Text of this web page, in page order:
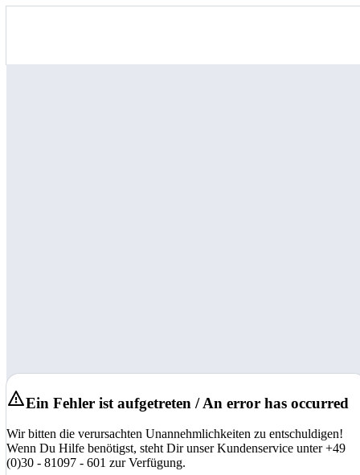
Ein Fehler ist aufgetreten / An error has occurred
Wir bitten die verursachten Unannehmlichkeiten zu entschuldigen!
Wenn Du Hilfe benötigst, steht Dir unser Kundenservice unter +49
(0)30 - 81097 - 601 zur Verfügung.